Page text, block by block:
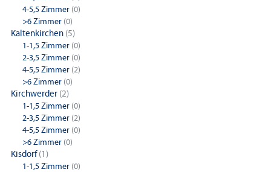
4-5,5 Zimmer (0)
>6 Zimmer (0)
Kaltenkirchen (5)
1-1,5 Zimmer (0)
2-3,5 Zimmer (0)
4-5,5 Zimmer (2)
>6 Zimmer (0)
Kirchwerder (2)
1-1,5 Zimmer (0)
2-3,5 Zimmer (2)
4-5,5 Zimmer (0)
>6 Zimmer (0)
Kisdorf(1)
1-1,5 Zimmer (0)